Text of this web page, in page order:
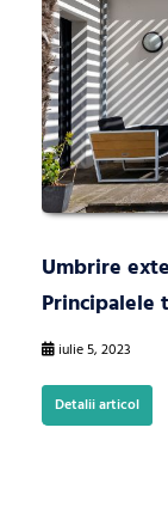
Umbrire
Principalele
iulie 5, 2023
Detalii articol